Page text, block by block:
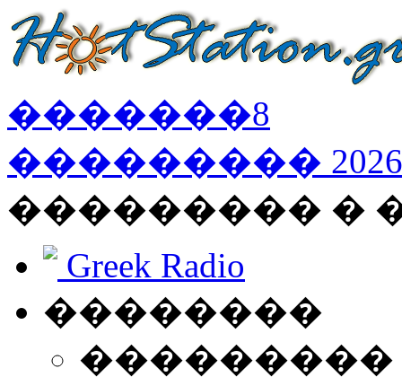
�������8
��������� 2026
��������� �
Greek Radio
��������